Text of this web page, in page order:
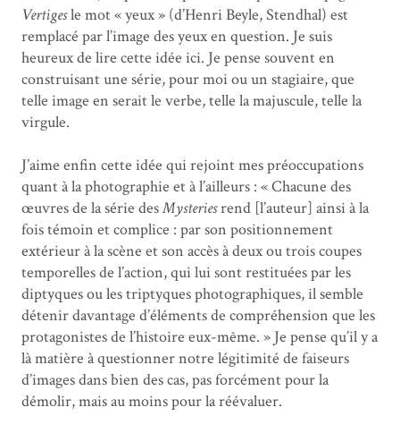
Vertigesle mot « yeux » (d’Henri Beyle, Stendhal) est
remplacé par l’image des yeux en question. Je suis
heureux de lire cette idée ici. Je pense souvent en
construisant une série, pour moi ou un stagiaire, que
telle image en serait le verbe, telle la majuscule, telle la
virgule.
J’aime enfin cette idée qui rejoint mes préoccupations
quant à la photographie et à l’ailleurs : « Chacune des
œuvres de la série desMysteriesrend [l’auteur] ainsi à la
fois témoin et complice : par son positionnement
extérieur à la scène et son accès à deux ou trois coupes
temporelles de l’action, qui lui sont restituées par les
diptyques ou les triptyques photographiques, il semble
détenir davantage d’éléments de compréhension que les
protagonistes de l’histoire eux-même. » Je pense qu’il y a
là matière à questionner notre légitimité de faiseurs
d’images dans bien des cas, pas forcément pour la
démolir, mais au moins pour la réévaluer.